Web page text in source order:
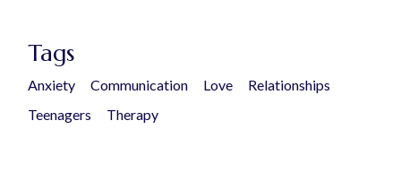
Tags
Anxiety Communication Love
Relationships
Teenagers
Therapy